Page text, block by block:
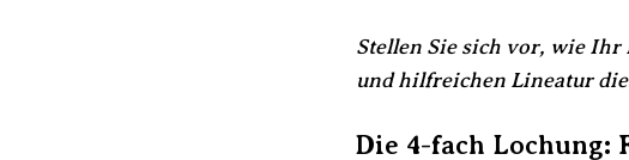
Stellen Sie sich vor, wie
und hilfreichen Lineatur
Die 4-fach Lochung: